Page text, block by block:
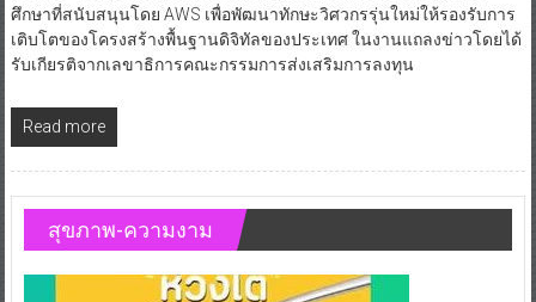
ศึกษาที่สนับสนุนโดย AWS เพื่อพัฒนาทักษะวิศวกรรุ่นใหม่ให้รองรับการ
เติบโตของโครงสร้างพื้นฐานดิจิทัลของประเทศ ในงานแถลงข่าวโดยได้
รับเกียรติจากเลขาธิการคณะกรรมการส่งเสริมการลงทุน
Read more
สุขภาพ-ความงาม